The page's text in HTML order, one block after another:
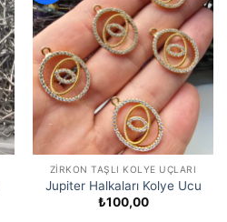
ZIRKON TAŞLI KOLYE UÇLARI
Jupiter Halkaları Kolye Ucu
₺100,00